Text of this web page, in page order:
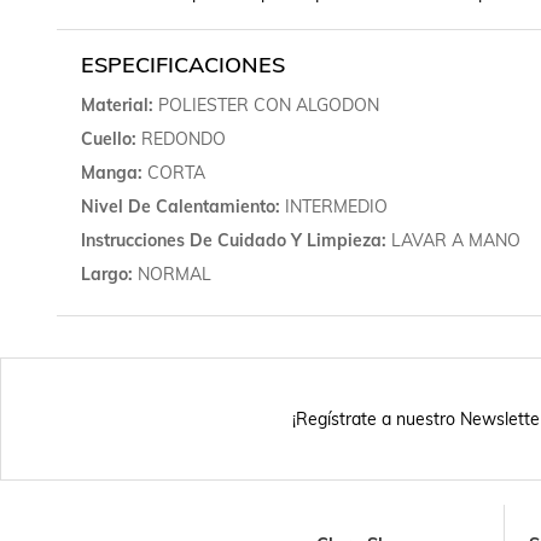
ESPECIFICACIONES
Material POLIESTER CON ALGODON
Cuello REDONDO
Manga CORTA
Nivel De Calentamiento INTERMEDIO
Instrucciones De Cuidado Y Limpieza LAVAR A MANO
Largo NORMAL
¡Regístrate a nuestro